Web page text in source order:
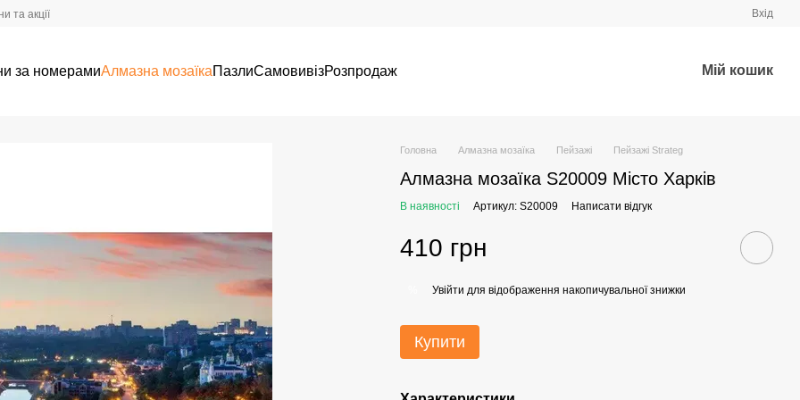
та акції Вхід
за номерамиАлмазна мозаїкаПазлиСамовивізРозпродаж Мій кошик
Головна Алмазна мозаїка Пейзажі Пейзажі Strateg
Алмазна мозаїка S20009 Місто Харків
В наявності Артикул: S20009 Написати відгук
410 грн
Увійти для відображення накопичувальної знижки
Купити